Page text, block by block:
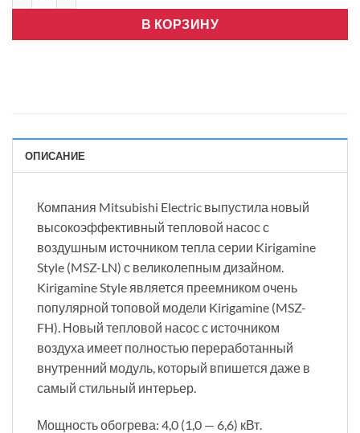
В КОРЗИНУ
ОПИСАНИЕ
Компания Mitsubishi Electric выпустила новый
высокоэффективный тепловой насос с
воздушным источником тепла серии Kirigamine
Style (MSZ-LN) с великолепным дизайном.
Kirigamine Style является преемником очень
популярной топовой модели Kirigamine (MSZ-
FH). Новый тепловой насос с источником
воздуха имеет полностью переработанный
внутренний модуль, который впишется даже в
самый стильный интерьер.
Мощность обогрева: 4,0 (1,0 — 6,6) кВт.